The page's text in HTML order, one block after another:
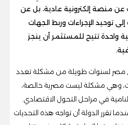
عن منصة إلكترونية عادية، بل عن
توحيد الإجراءات وربط الجهات
واحدة تتيح للمستثمر أن ينجز
مصر لسنوات طويلة من مشكلة تعدد
وهي مشكلة ليست مصرية خالصة،
في مراحل التحول الاقتصادي.
تقرر الدولة أن تواجه هذه التحديات